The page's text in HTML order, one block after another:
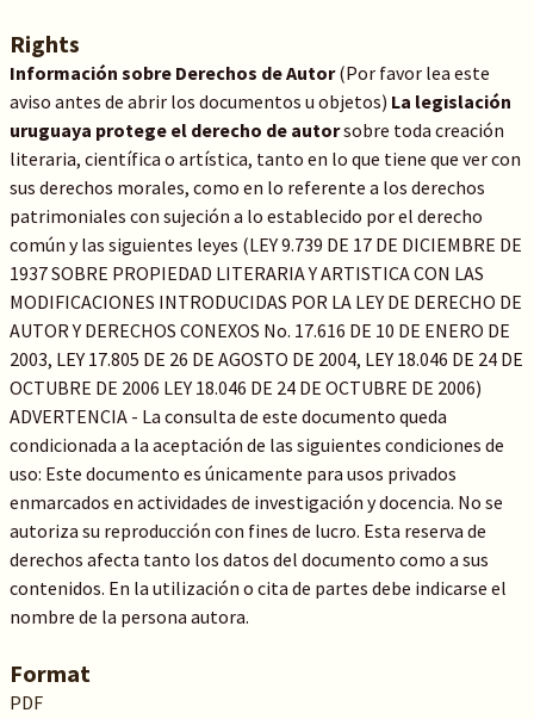
Rights
Información sobre Derechos de Autor(Por favor lea este
aviso antes de abrir los documentos u objetos) La legislación
uruguaya protege el derecho de autorsobre toda creación
literaria, científica o artística, tanto en lo que tiene que ver con
sus derechos morales, como en lo referente a los derechos
patrimoniales con sujeción a lo establecido por el derecho
común y las siguientes leyes (LEY 9.739 DE 17 DE DICIEMBRE DE
1937 SOBRE PROPIEDAD LITERARIA Y ARTISTICA CON LAS
MODIFICACIONES INTRODUCIDAS POR LA LEY DE DERECHO DE
AUTOR Y DERECHOS CONEXOS No. 17.616 DE 10 DE ENERO DE
2003, LEY 17.805 DE 26 DE AGOSTO DE 2004, LEY 18.046 DE 24 DE
OCTUBRE DE 2006 LEY 18.046 DE 24 DE OCTUBRE DE 2006)
ADVERTENCIA - La consulta de este documento queda
condicionada a la aceptación de las siguientes condiciones de
uso: Este documento es únicamente para usos privados
enmarcados en actividades de investigación y docencia. No se
autoriza su reproducción con fines de lucro. Esta reserva de
derechos afecta tanto los datos del documento como a sus
contenidos. En la utilización o cita de partes debe indicarse el
nombre de la persona autora.
Format
PDF